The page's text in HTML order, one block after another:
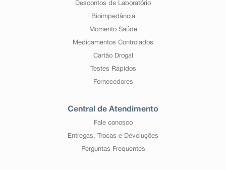
Descontos de Laboratório
Bioimpedância
Momento Saúde
Medicamentos Controlados
Cartão Drogal
Testes Rápidos
Fornecedores
Central de Atendimento
Fale conosco
Entregas, Trocas e Devoluções
Perguntas Frequentes